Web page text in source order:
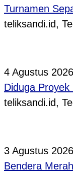
Turnamen
teliksandi.id,
4 Agustus 2026
Diduga
teliksandi.id,
3 Agustus 2026
Bendera